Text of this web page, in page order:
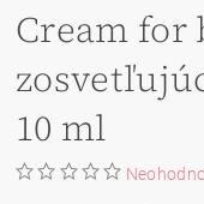
Cream for
10 ml